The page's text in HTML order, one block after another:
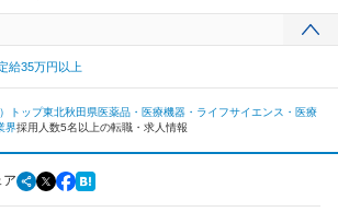
給35万円以上
トップ東北秋田県医薬品・医療機器・ライフサイエンス・医療
界採用人数5名以上の転職・求人情報